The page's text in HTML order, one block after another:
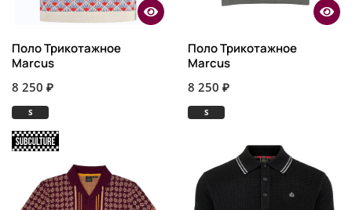
Поло Трикотажное
Marcus
8 250 ₽
S
Поло Трикотажное
Marcus
8 250 ₽
S